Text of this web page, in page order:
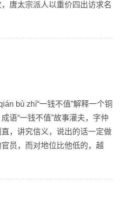
唐太宗派人以重价四出访求名
bù zhí“一钱不值”解释一个铜
语“一钱不值”故事灌夫，字仲
，讲究信义，说出的话一定做
员，而对地位比他低的，越